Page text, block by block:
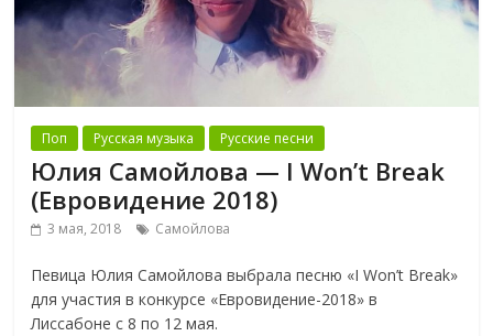
Поп Русская музыка Русские песни
Юлия Самойлова — I Won’t Break
(Евровидение 2018)
3 мая, 2018 Самойлова
Певица Юлия Самойлова выбрала песню «I Won’t Break»
для участия в конкурсе «Евровидение-2018» в
Лиссабоне с 8 по 12 мая.